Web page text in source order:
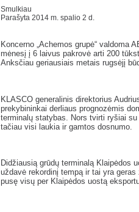
Smulkiau
Parašyta 2014 m. spalio 2 d.
Koncerno „Achemos grupė“ valdoma
mėnesį į 6 laivus pakrovė arti 200
Anksčiau geriausiais metais rugsėjį
KLASCO generalinis direktorius
prekybininkai derliaus prognozėmis
terminalų statybas. Nors tvirti ryšiai
tačiau visi laukia ir gamtos dosnumo.
Didžiausią grūdų terminalą Klaipėdos
uždavė rekordinį tempą ir tai yra
pusę visų per Klaipėdos uostą